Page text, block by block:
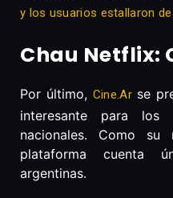
y los usuarios estallaron
Chau Netflix:
Por último, Cine.Ar se
interesante para
nacionales. Como
plataforma cuenta
argentinas.